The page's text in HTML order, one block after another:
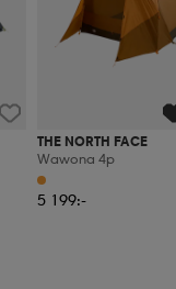
THE NORTH FACE
Wawona 4p
5 199:-